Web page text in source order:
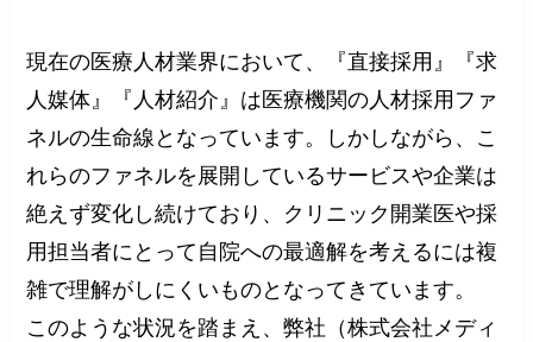
現在の医療人材業界において、『直接採用』『求
人媒体』『人材紹介』は医療機関の人材採用ファ
ネルの生命線となっています。しかしながら、こ
れらのファネルを展開しているサービスや企業は
絶えず変化し続けており、クリニック開業医や採
用担当者にとって自院への最適解を考えるには複
雑で理解がしにくいものとなってきています。
このような状況を踏まえ、弊社（株式会社メディ